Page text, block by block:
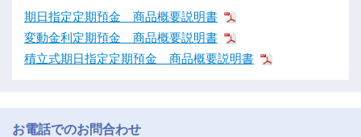
期日指定定期預金 商品概要説明書
変動金利定期預金 商品概要説明書
積立式期日指定定期預金 商品概要説明書
お電話でのお問合わせ